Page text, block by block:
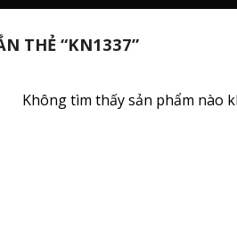
THẺ “KN1337”
Không tìm thấy sản phẩm nào